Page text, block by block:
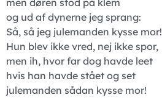
og ud af dynerne jeg sprang:
Så, så jeg julemanden kysse mor!
Hun blev ikke vred, nej ikke spor,
men ih, hvor far dog havde leet
hvis han havde stået og set
julemanden sådan kysse mor!